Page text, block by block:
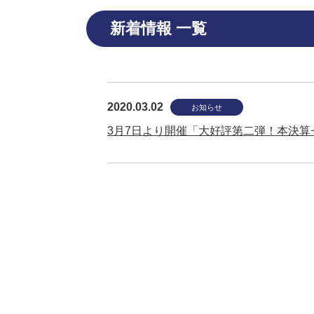
新着情報 一覧
2020.03.02 お知らせ
3月7日より開催「大好評第二弾！本決算